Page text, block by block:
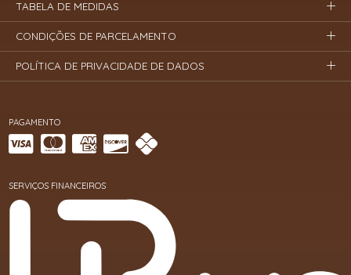
PAGAMENTO
SERVIÇOS FINANCEIROS
TABELA DE MEDIDAS
CONDIÇÕES DE PARCELAMENTO
POLÍTICA DE PRIVACIDADE DE DADOS